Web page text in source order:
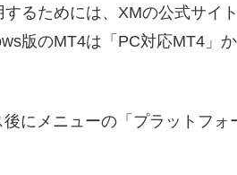
るためには、XMの公式サイ
版のMT4は「PC対応MT4」
にメニューの「プラットフォ